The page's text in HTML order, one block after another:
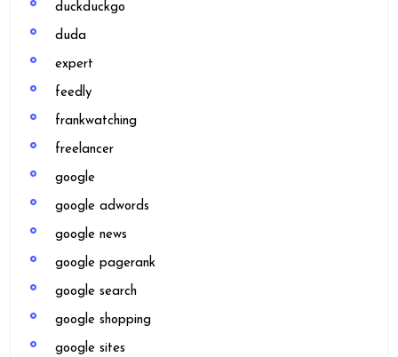
duckduckgo
duda
expert
feedly
frankwatching
freelancer
google
google adwords
google news
google pagerank
google search
google shopping
google sites